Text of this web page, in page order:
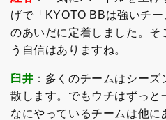
げで「KYOTO BBは強いチ
のあいだに定着しました。そ
う自信はありますね。
臼井 ：多くのチームはシー
散します。でもウチはずっと
なにやっているチームは他